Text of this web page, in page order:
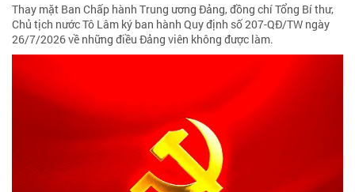
Thay mặt Ban Chấp hành Trung ương Đảng, đồng chí Tổng Bí thư,
Chủ tịch nước Tô Lâm ký ban hành Quy định số 207-QĐ/TW ngày
26/7/2026 về những điều Đảng viên không được làm.